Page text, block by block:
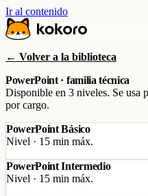
Ir al contenido
← Volver a la biblioteca
PowerPoint · familia técnica
Disponible en 3 niveles. Se usa
por cargo.
PowerPoint Básico
Nivel · 15 min máx.
PowerPoint Intermedio
Nivel · 15 min máx.